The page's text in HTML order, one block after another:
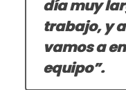
día muy
trabajo, y
vamos a
equipo”.